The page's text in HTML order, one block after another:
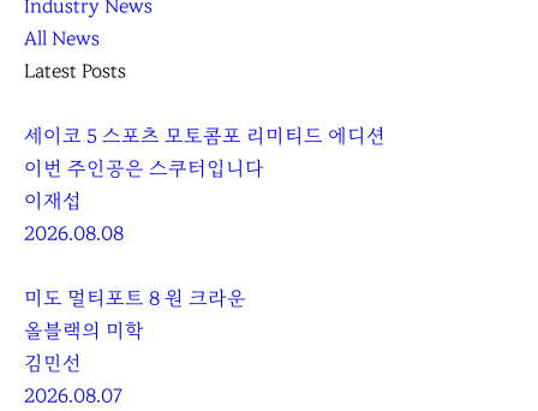
C
C
A
C
C
A
Industry News
All News
Latest Posts
세이코 5 스포츠 모토콤포 리미티드 에디션
이번 주인공은 스쿠터입니다
이재섭
2026.08.08
미도 멀티포트 8 원 크라운
올블랙의 미학
김민선
2026.08.07